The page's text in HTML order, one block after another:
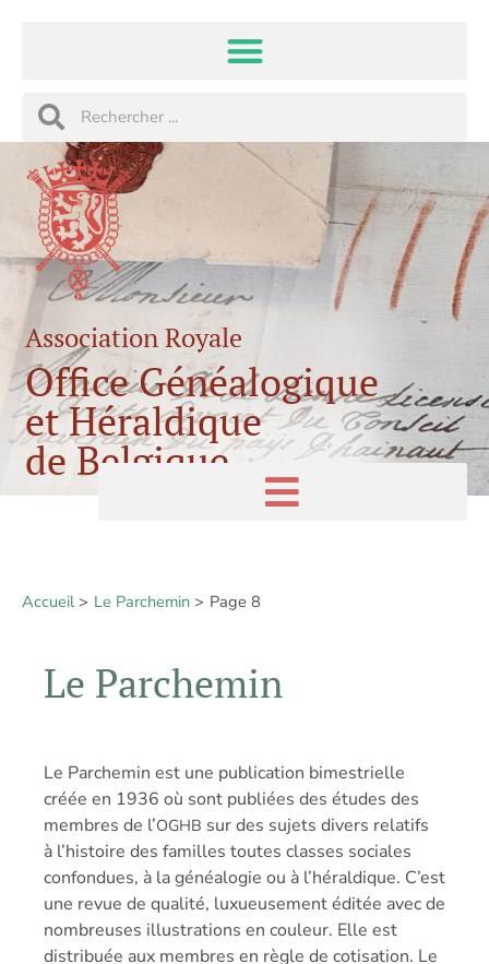
RechercherRechercher
Association Royale
Office Généalogique
et Héraldique
de Belgique
Accueil Le Parchemin Page 8
Le Parchemin
Le Parchemin est une publication bimestrielle
créée en 1936 où sont publiées des études des
membres de l’OGHB sur des sujets divers relatifs
à l’histoire des familles toutes classes sociales
confondues, à la généalogie ou à l’héraldique. C’est
une revue de qualité, luxueusement éditée avec de
nombreuses illustrations en couleur. Elle est
distribuée aux membres en règle de cotisation. Le